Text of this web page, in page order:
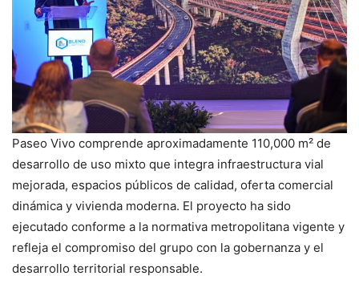
Paseo Vivo comprende aproximadamente 110,000 m² de
desarrollo de uso mixto que integra infraestructura vial
mejorada, espacios públicos de calidad, oferta comercial
dinámica y vivienda moderna. El proyecto ha sido
ejecutado conforme a la normativa metropolitana vigente y
refleja el compromiso del grupo con la gobernanza y el
desarrollo territorial responsable.